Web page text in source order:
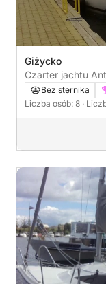
Giżycko
Czarter jachtu
Bez sternika
Liczba osób: 8 ·